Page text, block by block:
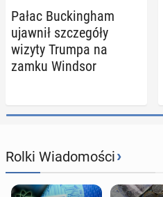
Pałac Buc­kin­gham
ujawnił szcze­gó­ły
wizyty Trumpa na
zamku Windsor
Rolki Wiadomości›